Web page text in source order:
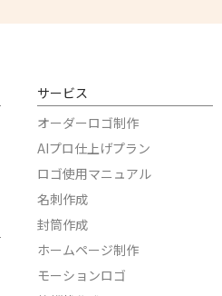
サービス
オーダーロゴ制作
AIプロ仕上げプラン
ロゴ使用マニュアル
名刺作成
封筒作成
ホームページ制作
モーションロゴ